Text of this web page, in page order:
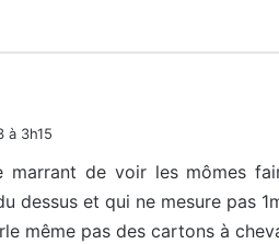
à 3h15
marrant de voir les mômes
dessus et qui ne mesure pas
même pas des cartons à